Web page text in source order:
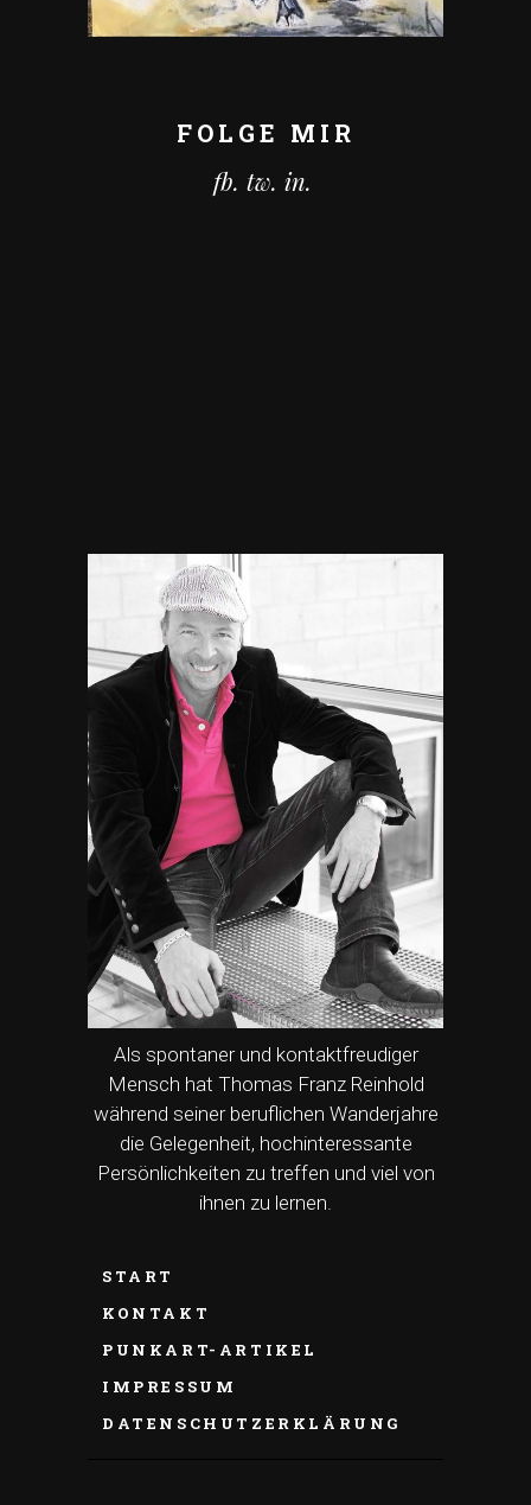
FOLGE MIR
fb. tw. in.
Als spontaner und kontaktfreudiger
Mensch hat Thomas Franz Reinhold
während seiner beruflichen Wanderjahre
die Gelegenheit, hochinteressante
Persönlichkeiten zu treffen und viel von
ihnen zu lernen.
START
KONTAKT
PUNKART-ARTIKEL
IMPRESSUM
DATENSCHUTZERKLÄRUNG